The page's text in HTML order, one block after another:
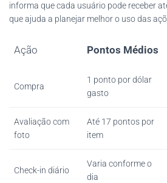
informa que cada usuário pode receber
que ajuda a planejar melhor o uso das
Ação Pontos Médios
Compra
1 ponto por dólar
gasto
Avaliação com
foto
Até 17 pontos por
item
Check-in diário
Varia conforme o
dia